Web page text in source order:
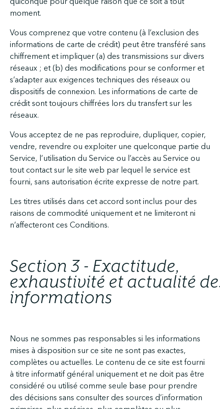
moment.
Vous comprenez que votre contenu (à l’exclusion des
informations de carte de crédit) peut être transféré sans
chiffrement et impliquer (a) des transmissions sur divers
réseaux ; et (b) des modifications pour se conformer et
s’adapter aux exigences techniques des réseaux ou
dispositifs de connexion. Les informations de carte de
crédit sont toujours chiffrées lors du transfert sur les
réseaux.
Vous acceptez de ne pas reproduire, dupliquer, copier,
vendre, revendre ou exploiter une quelconque partie du
Service, l’utilisation du Service ou l’accès au Service ou
tout contact sur le site web par lequel le service est
fourni, sans autorisation écrite expresse de notre part.
Les titres utilisés dans cet accord sont inclus pour des
raisons de commodité uniquement et ne limiteront ni
n’affecteront ces Conditions.
Section 3 - Exactitude,
exhaustivité et actualité
informations
Nous ne sommes pas responsables si les informations
mises à disposition sur ce site ne sont pas exactes,
complètes ou actuelles. Le contenu de ce site est fourni
à titre informatif général uniquement et ne doit pas être
considéré ou utilisé comme seule base pour prendre
des décisions sans consulter des sources d’information